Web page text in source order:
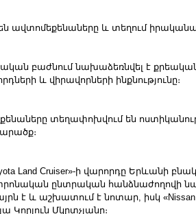
ավտոմեքենաները և տեղում
բաժնում նախաձեռնվել է
և վիրավորների ինքնությունը։
տեղափոխվում են
Land Cruiser»-ի վարորդը Երևանի
ընտրական հանձնաժողովի
է և աշխատում է նոտար, իսկ «Nissan
Կորյուն Մկրտչյանը։